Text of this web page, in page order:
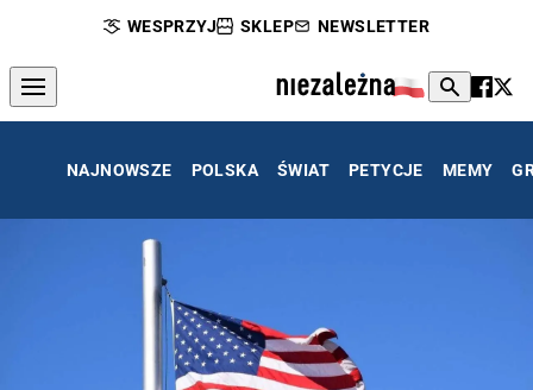
WESPRZYJ SKLEP NEWSLETTER
NAJNOWSZE POLSKA ŚWIAT PETYCJE MEMY